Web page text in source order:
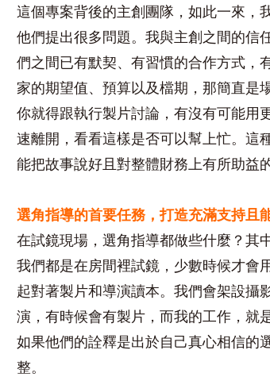
這個專案背後的主創團隊，如此一來，
他們提出很多問題。我與主創之間的信
們之間已有默契、有習慣的合作方式，
家的期望值、預算以及檔期，那簡直是
你就得跟執行製片討論，有沒有可能用
速離開，看看這樣是否可以幫上忙。這
能把故事說好且對整體財務上有所助益
選角指導的首要任務，打造充滿支持且
在試鏡現場，選角指導都做些什麼？其
我們都是在房間裡試鏡，少數時候才會
起對著製片和導演讀本。我們會架設攝
演，有時候會有製片，而我的工作，就
如果他們的詮釋是出於自己真心相信的
整。